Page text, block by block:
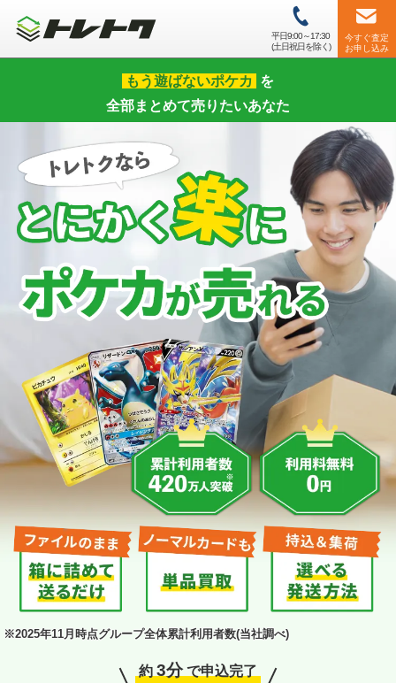
平日9:00～17:30
(土日祝日を除く)
今すぐ査定
お申し込み
もう遊ばないポケカ
を
全部まとめて売りたいあなた
※2025年11月時点グループ全体累計利用者数(当社調べ)
約 3分 で申込完了